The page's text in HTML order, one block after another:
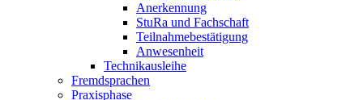
Anerkennung
StuRa und Fachschaft
Teilnahmebestätigung
Anwesenheit
Technikausleihe
Fremdsprachen
Praxisphase